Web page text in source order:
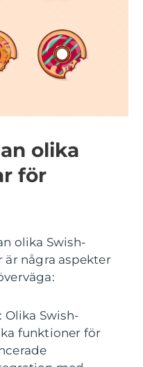
olika
för
olika Swish-
är några aspekter
Swish-
funktioner för